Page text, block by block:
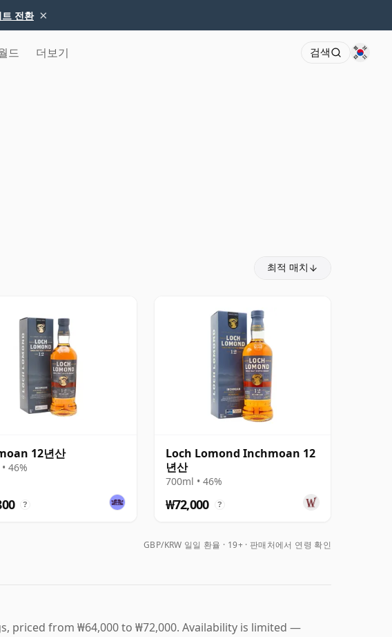
전환 ×
드 더보기 검색
최적 매치
12년산
46%
?
Loch Lomond Inchmoan 12
년산
700ml • 46%
₩72,000 ?
GBP/KRW 일일 환율 19+ · 판매처에서 연령 확인
priced from ₩64,000 to ₩72,000. Availability is limited —